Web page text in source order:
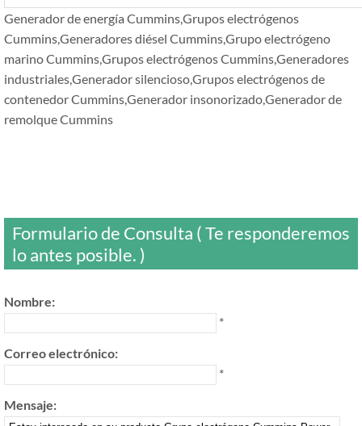
Generador de energía Cummins,Grupos electrógenos
Cummins,Generadores diésel Cummins,Grupo electrógeno
marino Cummins,Grupos electrógenos Cummins,Generadores
industriales,Generador silencioso,Grupos electrógenos de
contenedor Cummins,Generador insonorizado,Generador de
remolque Cummins
Formulario de Consulta ( Te responderemos
lo antes posible. )
Nombre:
*
Correo electrónico:
*
Mensaje: